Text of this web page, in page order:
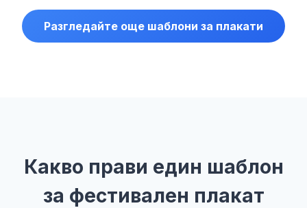
Разгледайте още шаблони за плакати
Какво прави един шаблон
за фестивален плакат